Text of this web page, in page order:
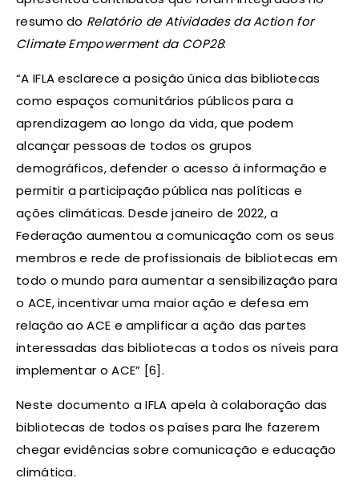
resumo do Relatório de Atividades da Action for
Climate Empowerment da COP28:
“A IFLA esclarece a posição única das bibliotecas
como espaços comunitários públicos para a
aprendizagem ao longo da vida, que podem
alcançar pessoas de todos os grupos
demográficos, defender o acesso à informação e
permitir a participação pública nas políticas e
ações climáticas. Desde janeiro de 2022, a
Federação aumentou a comunicação com os seus
membros e rede de profissionais de bibliotecas em
todo o mundo para aumentar a sensibilização para
o ACE, incentivar uma maior ação e defesa em
relação ao ACE e amplificar a ação das partes
interessadas das bibliotecas a todos os níveis para
implementar o ACE” [6].
Neste documento a IFLA apela à colaboração das
bibliotecas de todos os países para lhe fazerem
chegar evidências sobre comunicação e educação
climática.